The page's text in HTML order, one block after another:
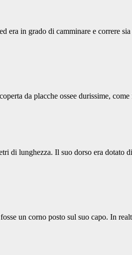
era in grado di camminare e correre
da placche ossee durissime, come
di lunghezza. Il suo dorso era dotato
un corno posto sul suo capo. In